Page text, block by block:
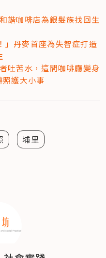
諧咖啡店為銀髮族找回生
」丹麥首座為失智症打造
吐苦水，這間咖啡廳變身
護大小事
埔里